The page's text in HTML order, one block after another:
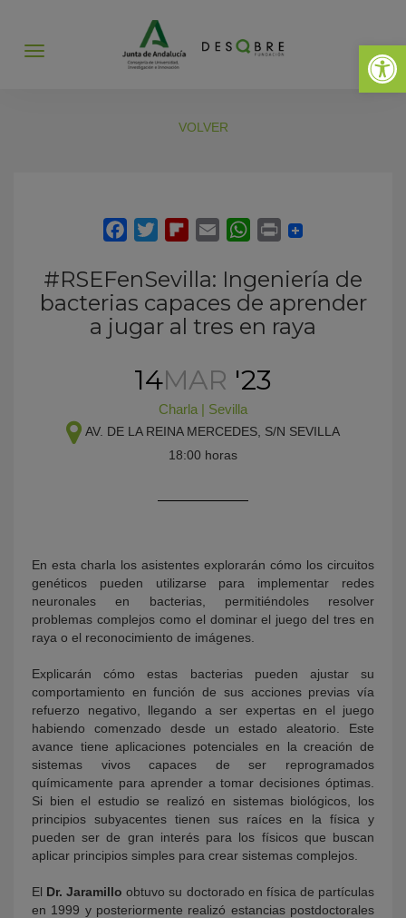
Abrir
Abrir
VOLVER
#RSEFenSevilla: Ingeniería de
bacterias capaces de aprender
a jugar al tres en raya
14MAR '23
Charla | Sevilla
AV. DE LA REINA MERCEDES, S/N SEVILLA
18:00 horas
En esta charla los asistentes explorarán cómo los circuitos
genéticos pueden utilizarse para implementar redes
neuronales en bacterias, permitiéndoles resolver
problemas complejos como el dominar el juego del tres en
raya o el reconocimiento de imágenes.
Explicarán cómo estas bacterias pueden ajustar su
comportamiento en función de sus acciones previas vía
refuerzo negativo, llegando a ser expertas en el juego
habiendo comenzado desde un estado aleatorio. Este
avance tiene aplicaciones potenciales en la creación de
sistemas vivos capaces de ser reprogramados
químicamente para aprender a tomar decisiones óptimas.
Si bien el estudio se realizó en sistemas biológicos, los
principios subyacentes tienen sus raíces en la física y
pueden ser de gran interés para los físicos que buscan
aplicar principios simples para crear sistemas complejos.
El Dr. Jaramillo obtuvo su doctorado en física de partículas
en 1999 y posteriormente realizó estancias postdoctorales